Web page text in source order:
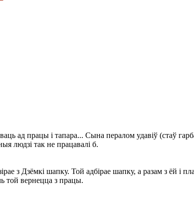
ад працы і тапара... Сына пералом удавіў (стаў
людзі так не працавалі б.
з Дзёмкі шапку. Той адбірае шапку, а разам з ёй і
той вернецца з працы.